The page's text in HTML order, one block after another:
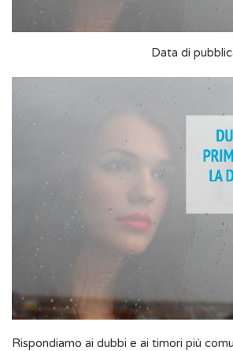
Data di
Rispondiamo ai dubbi e ai timori più